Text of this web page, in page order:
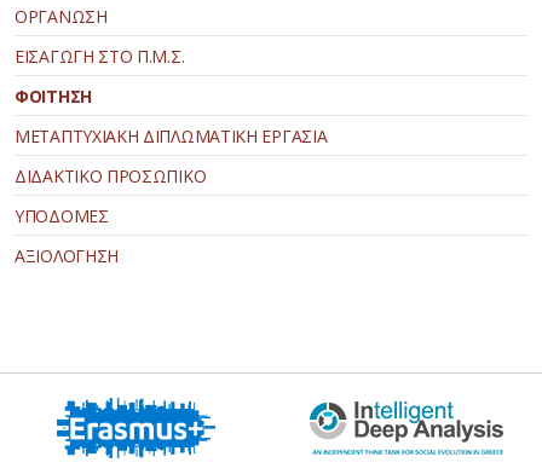
ΟΡΓΑΝΩΣΗ
ΕΙΣΑΓΩΓΗ ΣΤΟ Π.Μ.Σ.
ΦΟΙΤΗΣΗ
ΜΕΤΑΠΤΥΧΙΑΚΗ ΔΙΠΛΩΜΑΤΙΚΗ ΕΡΓΑΣΙΑ
ΔΙΔΑΚΤΙΚΟ ΠΡΟΣΩΠΙΚΟ
ΥΠΟΔΟΜΕΣ
ΑΞΙΟΛΟΓΗΣΗ